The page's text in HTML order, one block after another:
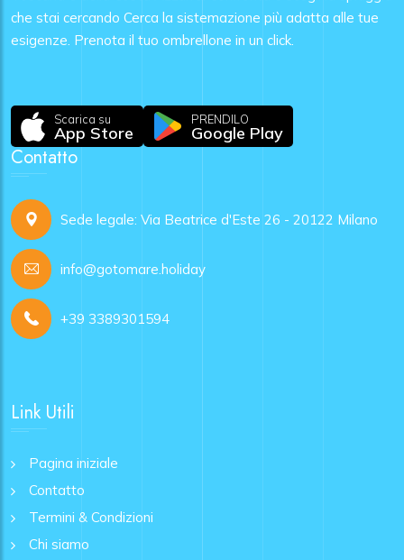
che stai cercando Cerca la sistemazione più adatta alle tue
esigenze. Prenota il tuo ombrellone in un click.
Scarica su
App Store
PRENDILO
Google Play
Contatto
Sede legale: Via Beatrice d'Este 26 - 20122 Milano
info@gotomare.holiday
+39 3389301594
Link Utili
Pagina iniziale
Contatto
Termini & Condizioni
Chi siamo